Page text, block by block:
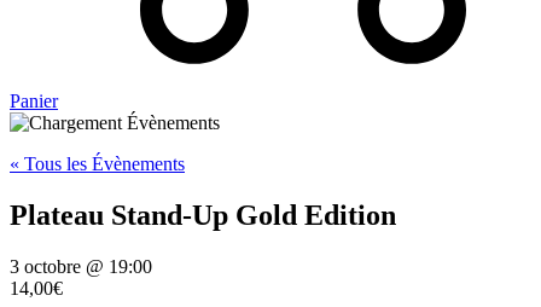
Panier
« Tous les Évènements
Plateau Stand-Up Gold Edition
3 octobre @ 19:00
14,00€